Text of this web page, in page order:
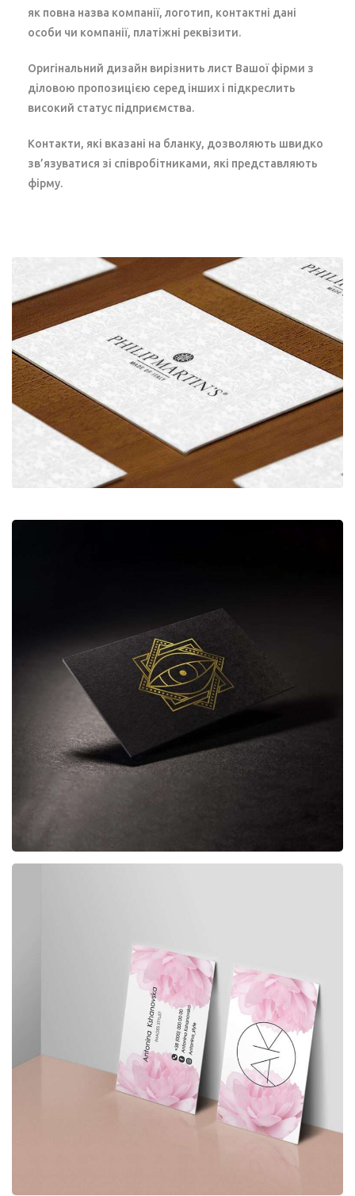
як повна назва компанії, логотип, контактні дані
особи чи компанії, платіжні реквізити.
Оригінальний дизайн вирізнить лист Вашої фірми з
діловою пропозицією серед інших і підкреслить
високий статус підприємства.
Контакти, які вказані на бланку, дозволяють швидко
зв’язуватися зі співробітниками, які представляють
фірму.